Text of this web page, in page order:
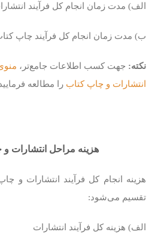
الف) مدت زمان انجام کل فرآیند
ب) مدت زمان انجام کل فرآیند چاپ
نکته: جهت کسب اطلاعات جامع‌تر،
انتشارات و چاپ کتاب را مطالعه
هزینه مراحل انتشارات
هزینه انجام کل فرآیند انتشارات و
تقسیم می‌شود:
الف) هزینه کل فرآیند انتشارات